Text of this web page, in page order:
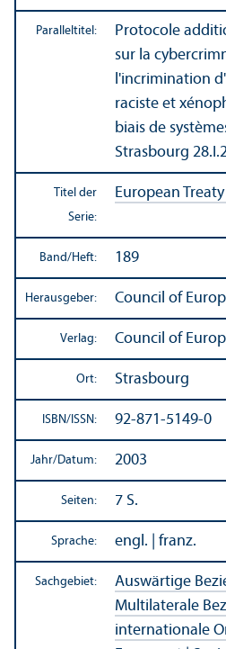
Paralleltitel:
Protocole
sur la
l'incrimination
raciste et
biais de
Strasbourg
Titel der
Serie:
European
Band/Heft: 189
Herausgeber: Council of
Verlag: Council of
Ort: Strasbourg
ISBN/ ISSN: 92-871-5149-0
Jahr/Datum: 2003
Seiten: 7 S.
Sprache: engl. | franz.
Sachgebiet: Auswärtige
Multilaterale
internationale